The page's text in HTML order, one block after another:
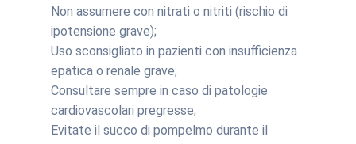
Non assumere con nitrati o nitriti (rischio di
ipotensione grave);
Uso sconsigliato in pazienti con insufficienza
epatica o renale grave;
Consultare sempre in caso di patologie
cardiovascolari pregresse;
Evitate il succo di pompelmo durante il